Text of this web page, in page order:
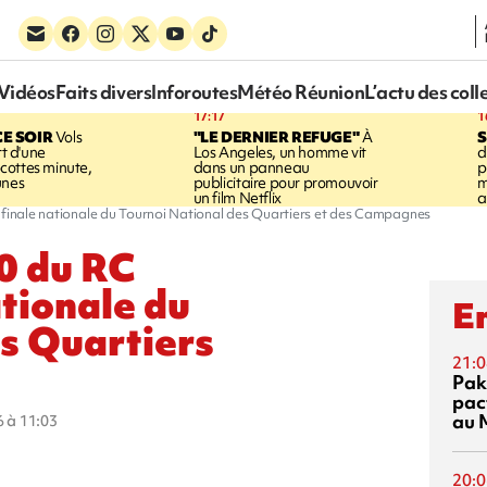
Faits diversInforoutesMétéo RéunionL’actu des
SOIRVols
d'une
minute,
17:17
"LE DERNIER REFUGE"À
Los Angeles, un homme vit
dans un panneau
publicitaire pour promouvoir
un film Netflix
finale nationale du Tournoi National des Quartiers et des Campagnes
du RC
du
Quartiers
à 11:03 au